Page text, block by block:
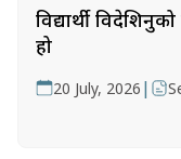
विद्यार्थी
हो
20 July, 2026 |